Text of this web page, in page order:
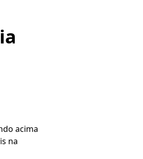
acima
na